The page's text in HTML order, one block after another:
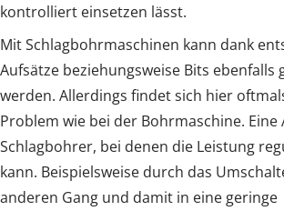
kontrolliert einsetzen lässt.
Mit Schlagbohrmaschinen kann dank
Aufsätze beziehungsweise Bits ebenfalls
werden. Allerdings findet sich hier
Problem wie bei der Bohrmaschine. Eine
Schlagbohrer, bei denen die Leistung
kann. Beispielsweise durch das
anderen Gang und damit in eine geringe